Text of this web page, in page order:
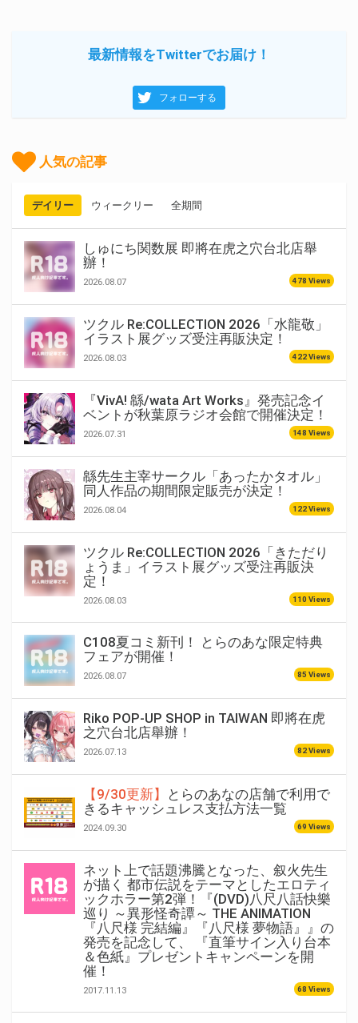
最新情報をTwitterでお届け！
フォローする
人気の記事
デイリー ウィークリー 全期間
しゅにち関数展 即將在虎之穴台北店舉
辦！
2026.08.07 478 Views
ツクル Re:COLLECTION 2026「水龍敬」
イラスト展グッズ受注再販決定！
2026.08.03 422 Views
『VivA! 緜/wata Art Works』発売記念イ
ベントが秋葉原ラジオ会館で開催決定！
2026.07.31 148 Views
緜先生主宰サークル「あったかタオル」
同人作品の期間限定販売が決定！
2026.08.04 122 Views
ツクル Re:COLLECTION 2026「きただり
ょうま」イラスト展グッズ受注再販決
定！
2026.08.03 110 Views
C108夏コミ新刊！ とらのあな限定特典
フェアが開催！
2026.08.07 85 Views
Riko POP-UP SHOP in TAIWAN 即將在虎
之穴台北店舉辦！
2026.07.13 82 Views
【9/30更新】
とらのあなの店舗で利用で
きるキャッシュレス支払方法一覧
2024.09.30 69 Views
ネット上で話題沸騰となった、叙火先生
が描く 都市伝説をテーマとしたエロティ
ックホラー第2弾！『(DVD)八尺八話快樂
巡り ～異形怪奇譚～ THE ANIMATION
『八尺様 完結編』『八尺様 夢物語』』の
発売を記念して、 『直筆サイン入り台本
＆色紙』プレゼントキャンペーンを開
催！
2017.11.13 68 Views